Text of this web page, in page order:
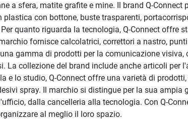
a sfera, matite grafite e mine. Il brand Q-Connect
con bottone, buste trasparenti,
quanto riguarda la tecnologia, Q-Connect offre
fornisce calcolatrici, correttori a nastro,
gamma di prodotti per la comunicazione visiva,
collezione del brand include anche articoli per
e lo studio, Q-Connect offre una varietà di
spray. Il marchio si distingue per la sua ampia
dalla cancelleria alla tecnologia. Con Q-
al meglio il loro spazio.